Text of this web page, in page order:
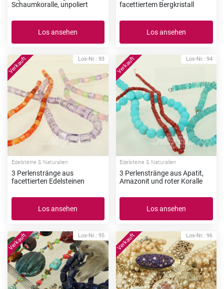
Schaumkoralle, unpoliert
Los ansehen
facettiertem Bergkristall
Los ansehen
Los-Nr.: 93
Edelsteine & Naturalien
3 Perlenstränge aus
facettierten Edelsteinen
Los ansehen
Los-Nr.: 94
Edelsteine & Naturalien
3 Perlenstränge aus Apatit,
Amazonit und roter Koralle
Los ansehen
Los-Nr.: 95 Los-Nr.: 96